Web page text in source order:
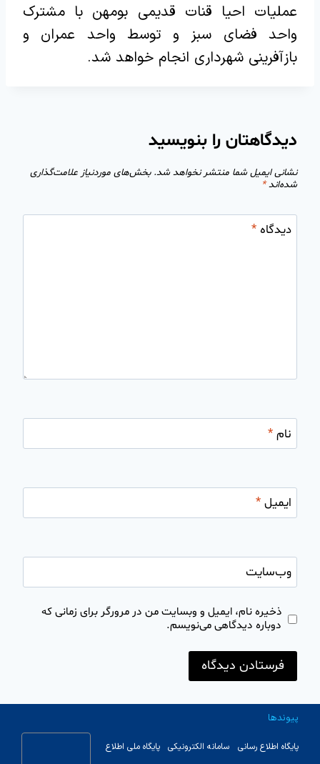
عملیات احیا قنات قدیمی بومهن با مشترک
واحد فضای سبز و توسط واحد عمران و
بازآفرینی شهرداری انجام خواهد شد.
دیدگاهتان را بنویسید
نشانی ایمیل شما منتشر نخواهد شد. بخش‌های موردنیاز علامت‌گذاری
شده‌اند*
دیدگاه*
نام*
ایمیل*
وب‌سایت
ذخیره نام، ایمیل و وبسایت من در مرورگر برای زمانی که
دوباره دیدگاهی می‌نویسم.
پیوندها
پایگاه اطلاع رسانی سامانه الکترونیکی پایگاه ملی اطلاع